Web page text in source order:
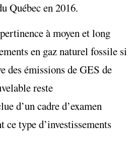
Québec en 2016.
à moyen et long
en gaz naturel fossile si
des émissions de GES de
reste
d’un cadre d’examen
ce type d’investissements